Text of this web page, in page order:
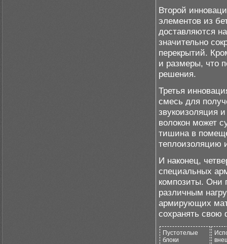
Второй
элементов из
доставляются
значительно
перекрытий.
и размеры, что
решения.
Третья
смесь для
звукоизоляция
волокон может
тишина в
теплоизоляцию
И наконец,
специальных
композиты. Они
различным
армирующих
сохранять
Пустотелые
блоки